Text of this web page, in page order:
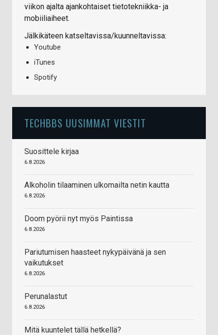
viikon ajalta ajankohtaiset tietotekniikka- ja
mobiiliaiheet.
Jälkikäteen katseltavissa/kuunneltavissa:
Youtube
iTunes
Spotify
TECHBBS UUSIMMAT VIESTIT
Suosittele kirjaa
6.8.2026
Alkoholin tilaaminen ulkomailta netin kautta
6.8.2026
Doom pyörii nyt myös Paintissa
6.8.2026
Pariutumisen haasteet nykypäivänä ja sen
vaikutukset
6.8.2026
Perunalastut
6.8.2026
Mitä kuuntelet tällä hetkellä?